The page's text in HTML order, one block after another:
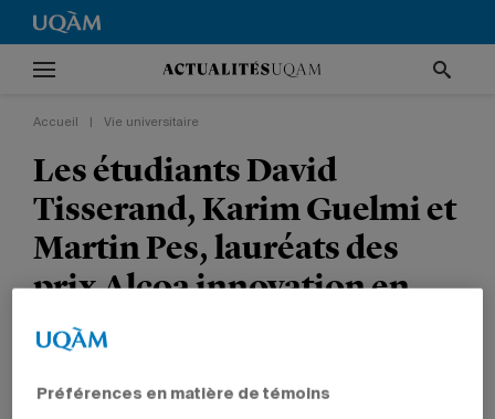
Accueil Vie universitaire
Les étudiants David
Tisserand, Karim Guelmi et
Martin Pes, lauréats des
prix Alcoa innovation en
design de transport
Préférences en matière de témoins